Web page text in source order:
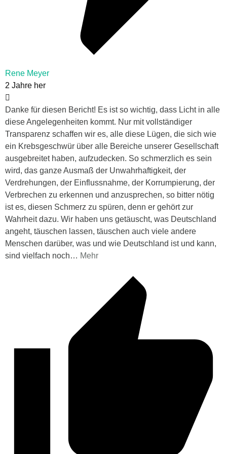
Rene Meyer
2 Jahre her
Danke für diesen Bericht! Es ist so wichtig, dass Licht in alle
diese Angelegenheiten kommt. Nur mit vollständiger
Transparenz schaffen wir es, alle diese Lügen, die sich wie
ein Krebsgeschwür über alle Bereiche unserer Gesellschaft
ausgebreitet haben, aufzudecken. So schmerzlich es sein
wird, das ganze Ausmaß der Unwahrhaftigkeit, der
Verdrehungen, der Einflussnahme, der Korrumpierung, der
Verbrechen zu erkennen und anzusprechen, so bitter nötig
ist es, diesen Schmerz zu spüren, denn er gehört zur
Wahrheit dazu. Wir haben uns getäuscht, was Deutschland
angeht, täuschen lassen, täuschen auch viele andere
Menschen darüber, was und wie Deutschland ist und kann,
sind vielfach noch… Mehr